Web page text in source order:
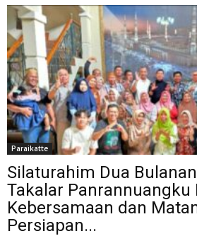
Paraikatte
Silaturahim Dua
Takalar Panrannuangku
Kebersamaan dan
Persiapan...